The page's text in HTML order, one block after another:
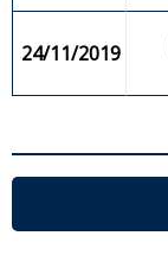
24/11/2019